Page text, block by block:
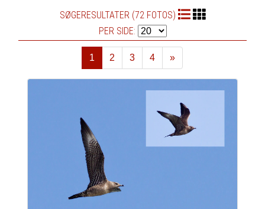
SØGERESULTATER (72 FOTOS)
PER SIDE:
1 2 3 4
»
Næste